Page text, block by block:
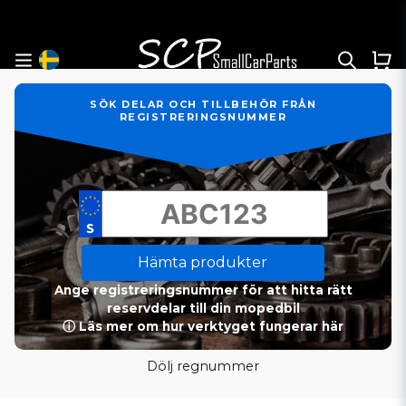
SÖK DELAR OCH TILLBEHÖR FRÅN
REGISTRERINGSNUMMER
Hämta produkter
Ange registreringsnummer för att hitta rätt
reservdelar till din mopedbil
ⓘ Läs mer om hur verktyget fungerar här
Dölj regnummer